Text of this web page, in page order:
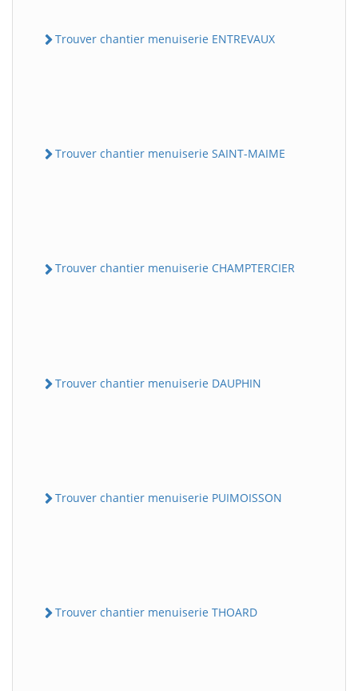
Trouver chantier menuiserie ENTREVAUX
Trouver chantier menuiserie SAINT-MAIME
Trouver chantier menuiserie CHAMPTERCIER
Trouver chantier menuiserie DAUPHIN
Trouver chantier menuiserie PUIMOISSON
Trouver chantier menuiserie THOARD